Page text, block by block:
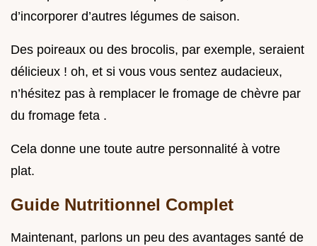
d’incorporer d’autres légumes de saison.
Des poireaux ou des brocolis, par exemple, seraient
délicieux ! oh, et si vous vous sentez audacieux,
n’hésitez pas à remplacer le fromage de chèvre par
du fromage feta .
Cela donne une toute autre personnalité à votre
plat.
Guide Nutritionnel Complet
Maintenant, parlons un peu des avantages santé de